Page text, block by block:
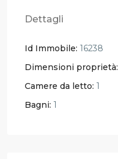
Dettagli
Id Immobile: 16238
Dimensioni proprietà:
Camere da letto: 1
Bagni: 1